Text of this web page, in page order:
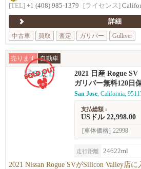
[TEL] +1 (408) 985-1379 [ライセンス]
詳細
中古車
買取 査定 ガリバー Gulliver
売ります 自動車
2021 日産 Rogue SV
ガリバー無料120日
San Jose, California,
支払総額 :
USドル 22,998.00
[車体価格] 22998
走行距離 24622ml
2021 Nissan Rogue SVがSilicon Valley店に